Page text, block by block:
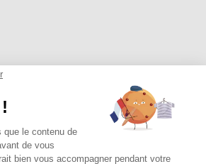
que le contenu de
de vous
bien vous accompagner pendant votre